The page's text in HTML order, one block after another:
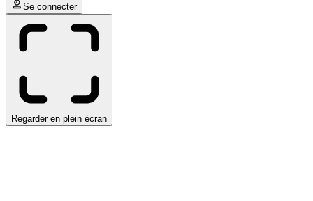
Se connecter
Regarder en plein écran